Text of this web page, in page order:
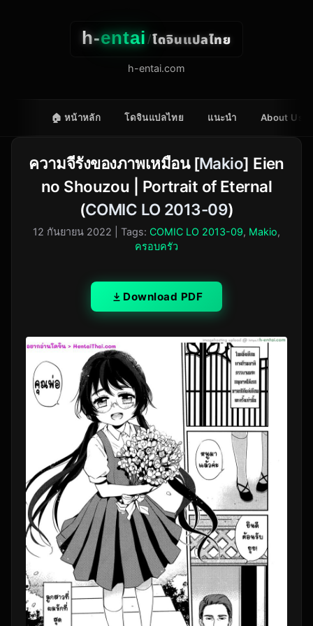
h-entai/โดจินแปลไทย
h-entai.com
🏠 หน้าหลัก โดจินแปลไทย แนะนำ About Us
ความจีรังของภาพเหมือน [Makio] Eien
no Shouzou | Portrait of Eternal
(COMIC LO 2013-09)
12 กันยายน 2022 | Tags: COMIC LO 2013-09, Makio,
ครอบครัว
Download PDF